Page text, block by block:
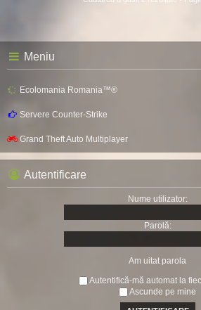
Meniu
Ecolomania Romania™®
Servere Counter-Strike
Grand Theft Auto Multiplayer
Autentificare
Nume utilizator:
Parolă:
Am uitat parola
Autentifică-mă automat la
Ascunde pe mine